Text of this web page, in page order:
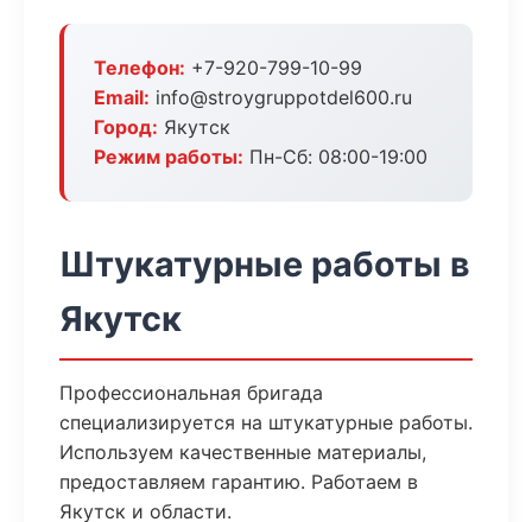
Телефон: +7-920-799-10-99
Email: info@stroygruppotdel600.ru
Город: Якутск
Режим работы: Пн-Сб: 08:00-19:00
Штукатурные работы в
Якутск
Профессиональная бригада
специализируется на штукатурные работы.
Используем качественные материалы,
предоставляем гарантию. Работаем в
Якутск и области.